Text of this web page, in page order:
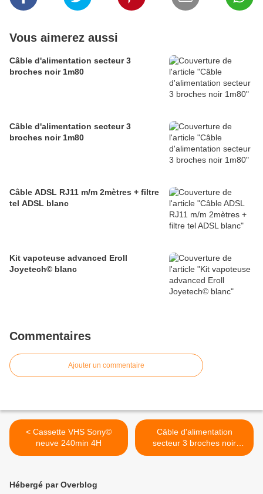
Vous aimerez aussi
Câble d'alimentation secteur 3
broches noir 1m80
Câble d'alimentation secteur 3
broches noir 1m80
Câble ADSL RJ11 m/m 2mètres + filtre
tel ADSL blanc
Kit vapoteuse advanced Eroll
Joyetech© blanc
Commentaires
Ajouter un commentaire
< Cassette VHS Sony©
neuve 240min 4H
Câble d'alimentation
secteur 3 broches noir
1m80 >
Hébergé par Overblog